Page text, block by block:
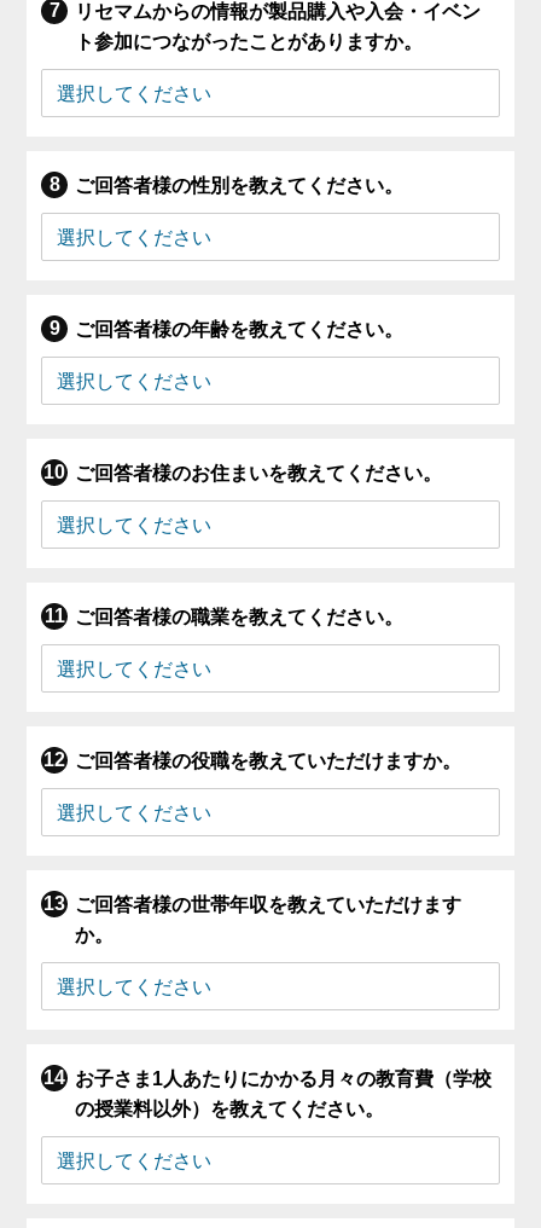
リセマムからの情報が製品購入や入会・イベン
ト参加につながったことがありますか。
ご回答者様の性別を教えてください。
ご回答者様の年齢を教えてください。
ご回答者様のお住まいを教えてください。
ご回答者様の職業を教えてください。
ご回答者様の役職を教えていただけますか。
ご回答者様の世帯年収を教えていただけます
か。
お子さま1人あたりにかかる月々の教育費（学校
の授業料以外）を教えてください。